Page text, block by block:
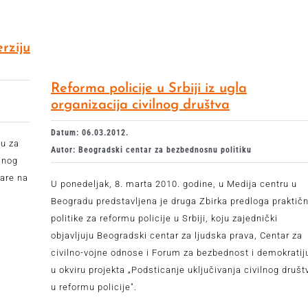
za
na
Reforma policije u Srbiji iz ugla
organizacija civilnog društva
Datum: 06.03.2012.
Autor: Beogradski centar za bezbednosnu politiku
U ponedeljak, 8. marta 2010. godine, u Medija centru u
Beogradu predstavljena je druga Zbirka predloga
politike za reformu policije u Srbiji, koju zajednički
objavljuju Beogradski centar za ljudska prava, Centar za
civilno-vojne odnose i Forum za bezbednost i
u okviru projekta „Podsticanje uključivanja civilnog
u reformu policije".